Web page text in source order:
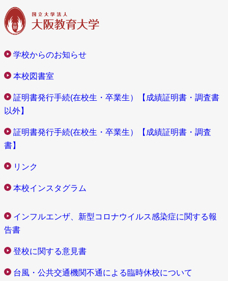
学校からのお知らせ
本校図書室
証明書発行手続(在校生・卒業生）【成績証明書・調査書
以外】
証明書発行手続(在校生・卒業生）【成績証明書・調査
書】
リンク
本校インスタグラム
インフルエンザ、新型コロナウイルス感染症に関する報
告書
登校に関する意見書
台風・公共交通機関不通による臨時休校について